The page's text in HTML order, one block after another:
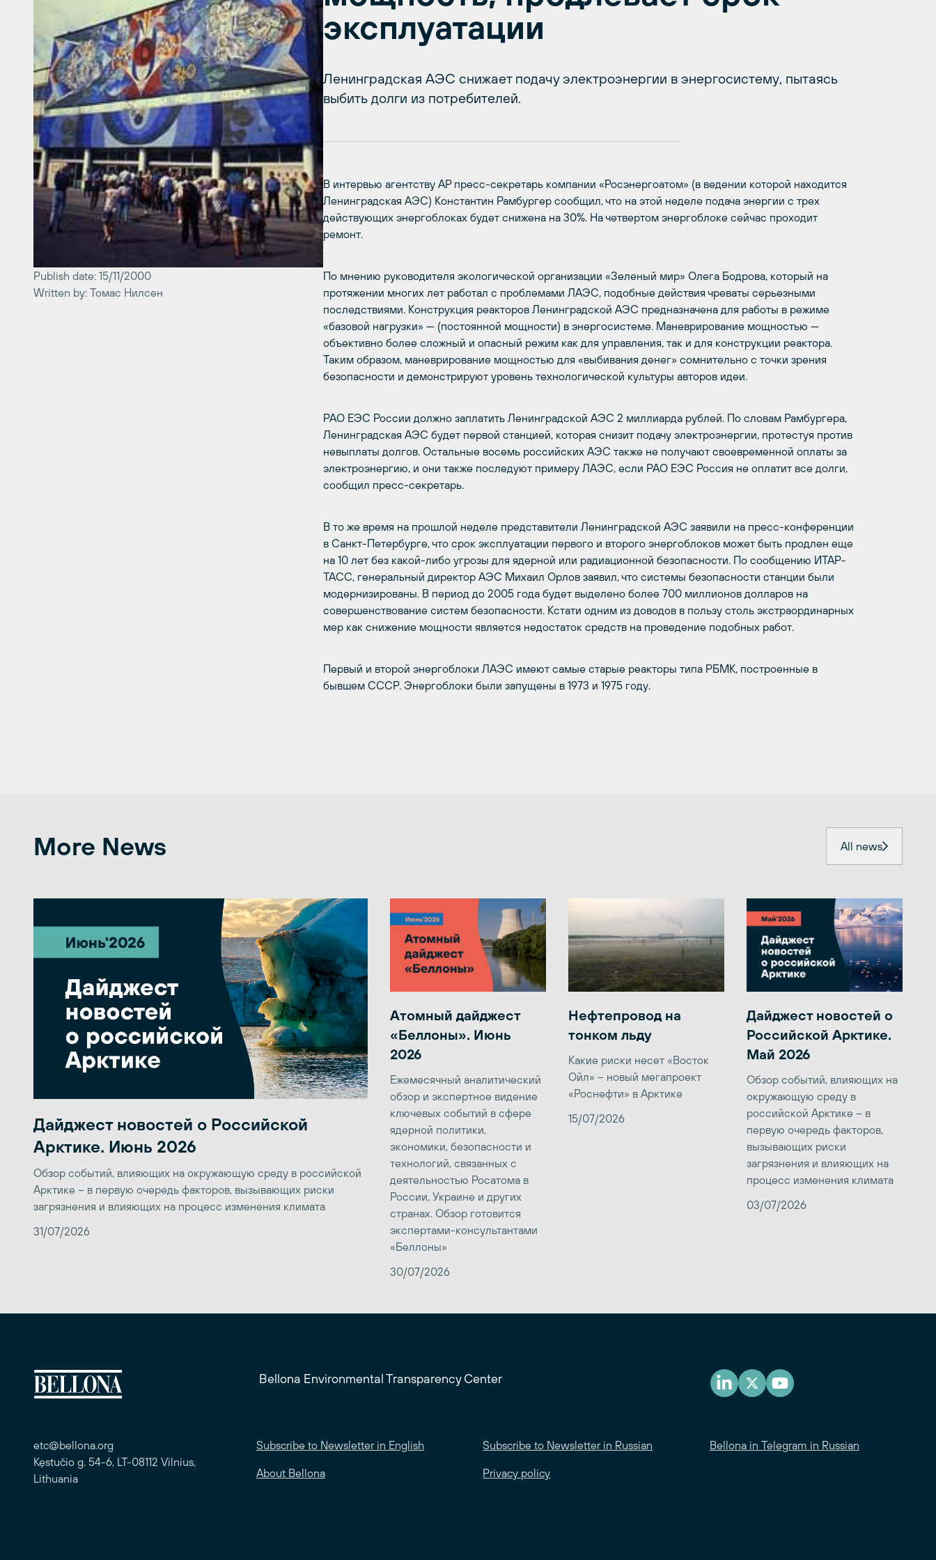
Publish date: 15/11/2000
Written by: Томас Нилсен
эксплуатации
Ленинградская АЭС снижает подачу электроэнергии в энергосистему, пытаясь
выбить долги из потребителей.
В интервью агентству АР пресс-секретарь компании «Росэнергоатом» (в ведении которой находится
Ленинградская АЭС) Константин Рамбургер сообщил, что на этой неделе подача энергии с трех
действующих энергоблоках будет снижена на 30%. На четвертом энергоблоке сейчас проходит
ремонт.
По мнению руководителя экологической организации «Зеленый мир» Олега Бодрова, который на
протяжении многих лет работал с проблемами ЛАЭС, подобные действия чреваты серьезными
последствиями. Конструкция реакторов Ленинградской АЭС предназначена для работы в режиме
«базовой нагрузки» — (постоянной мощности) в энергосистеме. Маневрирование мощностью —
объективно более сложный и опасный режим как для управления, так и для конструкции реактора.
Таким образом, маневрирование мощностью для «выбивания денег» сомнительно с точки зрения
безопасности и демонстрируют уровень технологической культуры авторов идеи.
РАО ЕЭС России должно заплатить Ленинградской АЭС 2 миллиарда рублей. По словам Рамбургера,
Ленинградская АЭС будет первой станцией, которая снизит подачу электроэнергии, протестуя против
невыплаты долгов. Остальные восемь российских АЭС также не получают своевременной оплаты за
электроэнергию, и они также последуют примеру ЛАЭС, если РАО ЕЭС Россия не оплатит все долги,
сообщил пресс-секретарь.
В то же время на прошлой неделе представители Ленинградской АЭС заявили на пресс-конференции
в Санкт-Петербурге, что срок эксплуатации первого и второго энергоблоков может быть продлен еще
на 10 лет без какой-либо угрозы для ядерной или радиационной безопасности. По сообщению ИТАР-
ТАСС, генеральный директор АЭС Михаил Орлов заявил, что системы безопасности станции были
модернизированы. В период до 2005 года будет выделено более 700 миллионов долларов на
совершенствование систем безопасности. Кстати одним из доводов в пользу столь экстраординарных
мер как снижение мощности является недостаток средств на проведение подобных работ.
Первый и второй энергоблоки ЛАЭС имеют самые старые реакторы типа РБМК, построенные в
бывшем СССР. Энергоблоки были запущены в 1973 и 1975 году.
More News All news
Дайджест новостей о Российской
Арктике. Июнь 2026
Обзор событий, влияющих на окружающую среду в российской
Арктике – в первую очередь факторов, вызывающих риски
загрязнения и влияющих на процесс изменения климата
31/07/2026
Атомный дайджест
«Беллоны». Июнь
2026
Ежемесячный аналитический
обзор и экспертное видение
ключевых событий в сфере
ядерной политики,
экономики, безопасности и
технологий, связанных с
деятельностью Росатома в
России, Украине и других
странах. Обзор готовится
экспертами-консультантами
«Беллоны»
30/07/2026
Нефтепровод на
тонком льду
Какие риски несет «Восток
Ойл» – новый мегапроект
«Роснефти» в Арктике
15/07/2026
Дайджест новостей о
Российской Арктике.
Май 2026
Обзор событий, влияющих на
окружающую среду в
российской Арктике – в
первую очередь факторов,
вызывающих риски
загрязнения и влияющих на
процесс изменения климата
03/07/2026
Bellona Environmental Transparency Center
etc@bellona.org
Kęstučio g. 54-6, LT-08112 Vilnius,
Lithuania
Subscribe to Newsletter in English Subscribe to Newsletter in Russian Bellona in Telegram in Russian
About Bellona Privacy policy